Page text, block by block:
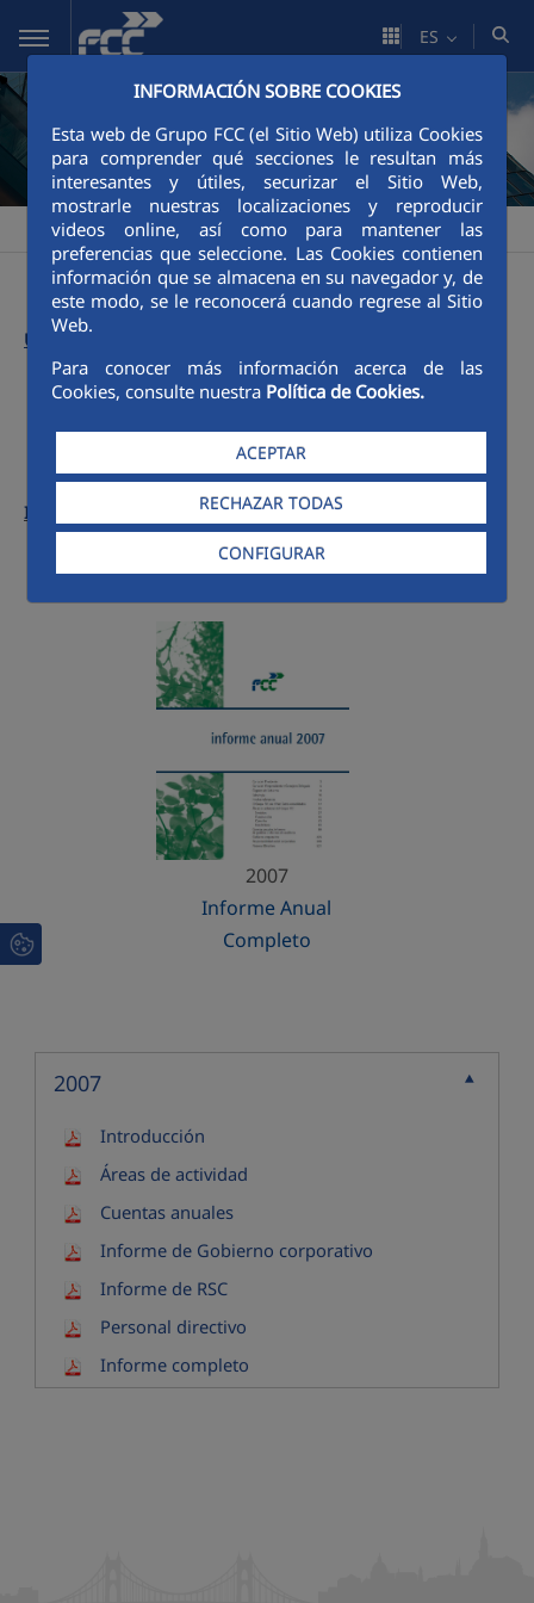
Saltar al contenido principal
INFORMACIÓN SOBRE COOKIES
Esta web de Grupo FCC (el Sitio Web) utiliza Cookies
para comprender qué secciones le resultan más
interesantes y útiles, securizar el Sitio Web,
mostrarle nuestras localizaciones y reproducir
videos online, así como para mantener las
preferencias que seleccione. Las Cookies contienen
información que se almacena en su navegador y, de
este modo, se le reconocerá cuando regrese al Sitio
Web.
Para conocer más información acerca de las
Cookies, consulte nuestra Política de Cookies.
ACEPTAR
RECHAZAR TODAS
CONFIGURAR
ES
FCC >Informe Anual FCC >Números anteriores >2007
Último informe:
Menú 2007
Informes anteriores:
Menú 2007
2007
Informe Anual
Completo
2007
Introducción
Áreas de actividad
Cuentas anuales
Informe de Gobierno corporativo
Informe de RSC
Personal directivo
Informe completo